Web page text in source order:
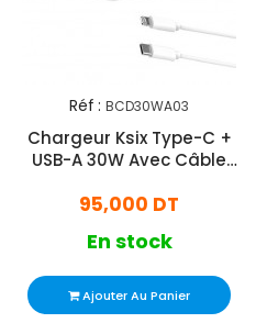
Réf : BCD30WA03
Chargeur Ksix Type-C +
USB-A 30W Avec Câble
95,000 DT
En stock
Ajouter Au Panier